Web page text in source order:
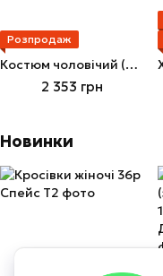
Розпродаж
Костюм чоловічий (демісезон) XXL
2 353 грн
Новинки